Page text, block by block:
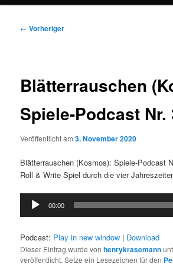
Beitragsnavigation
← Vorheriger
Blätterrauschen
Spiele-Podcast Nr.
Veröffentlicht am3. November 2020
Blätterrauschen (Kosmos): Spiele-Podcast
Roll & Write Spiel durch die vier
Audio-
Player
00:00
Podcast: Play in new window | Download
Dieser Eintrag wurde vonhenrykrasemann
veröffentlicht. Setze ein Lesezeichen für den